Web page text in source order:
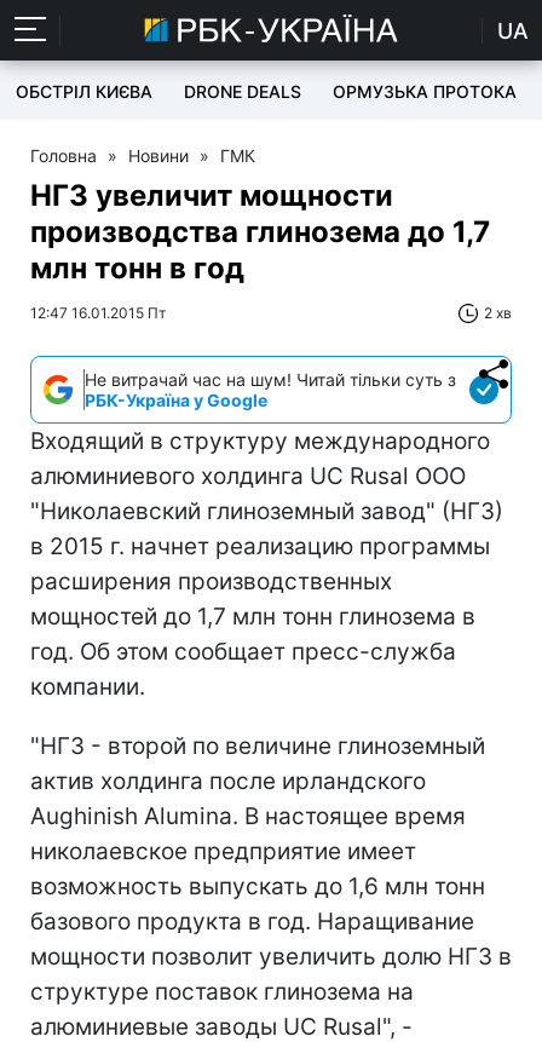
UA
ОБСТРІЛ КИЄВА DRONE DEALS ОРМУЗЬКА ПРОТОКА
Головна » Новини » ГМК
НГЗ увеличит мощности
производства глинозема до 1,7
млн тонн в год
12:47 16.01.2015 Пт 2 хв
Не витрачай час на шум! Читай тільки суть з
РБК-Україна у Google
Входящий в структуру международного
алюминиевого холдинга UC Rusal ООО
"Николаевский глиноземный завод" (НГЗ)
в 2015 г. начнет реализацию программы
расширения производственных
мощностей до 1,7 млн тонн глинозема в
год. Об этом сообщает пресс-служба
компании.
"НГЗ - второй по величине глиноземный
актив холдинга после ирландского
Aughinish Alumina. В настоящее время
николаевское предприятие имеет
возможность выпускать до 1,6 млн тонн
базового продукта в год. Наращивание
мощности позволит увеличить долю НГЗ в
структуре поставок глинозема на
алюминиевые заводы UC Rusal", -